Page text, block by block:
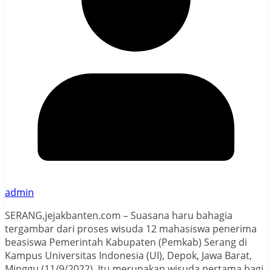
admin
SERANG,jejakbanten.com – Suasana haru bahagia
tergambar dari proses wisuda 12 mahasiswa penerima
beasiswa Pemerintah Kabupaten (Pemkab) Serang di
Kampus Universitas Indonesia (UI), Depok, Jawa Barat,